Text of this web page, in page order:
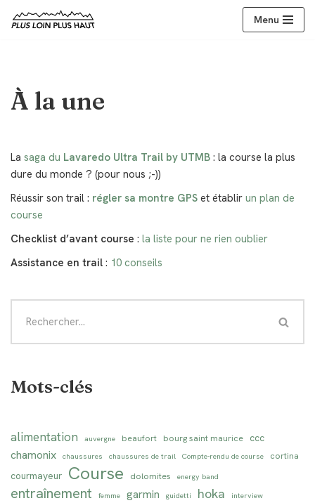
Menu
À la une
La saga du Lavaredo Ultra Trail by UTMB : la course la plus
dure du monde ? (pour nous ;-))
Réussir son trail : régler sa montre GPS et établir un plan de
course
Checklist d’avant course : la liste pour ne rien oublier
Assistance en trail : 10 conseils
Mots-clés
alimentation auvergne beaufort bourg saint maurice ccc
chamonix chaussures chaussures de trail Compte-rendu de course cortina
courmayeur Course dolomites energy band
entraînement femme garmin guidetti hoka interview